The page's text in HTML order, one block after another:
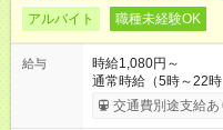
アルバイト 職種未経験OK
給与
時給1,080円～
通常時給（5時～22
1413円 高校生時給：1080円 【特別手当】早朝
00）時給+150円 【試用期間】試用期間あり 試用期間の長さ：1
交通費別途支給あ